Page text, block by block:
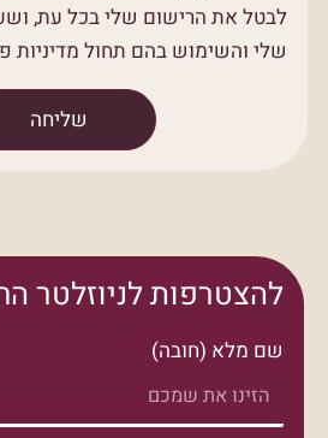
לבטל את הרישום שלי בכל עת,
שלי והשימוש בהם תחול מדיניות
שליחה
להצטרפות לניוזלטר
שם מלא (חובה)